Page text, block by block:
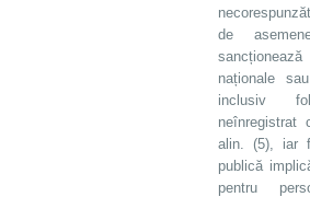
de
naționale
inclusiv
neînregistrat
alin. (5), iar
publică
pentru